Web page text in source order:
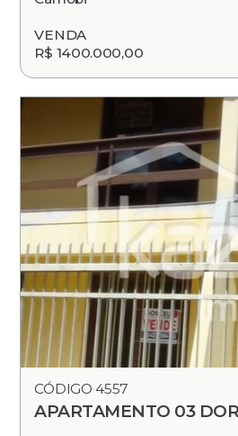
VENDA
R$ 1400.000,00
CÓDIGO 4557
APARTAMENTO 03